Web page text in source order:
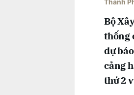
Thanh
Bộ
thống
dự
cảng
thứ 2